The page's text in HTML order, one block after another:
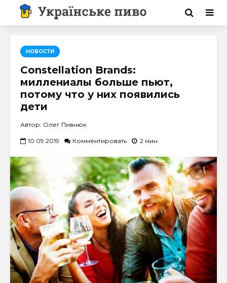
НОВОСТИ
Constellation Brands:
миллениалы больше пьют,
потому что у них появились
дети
Автор: Олег Пивнюк
10.09.2019 Комментировать 2 мин.